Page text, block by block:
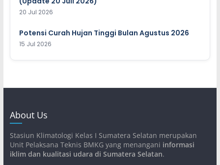
20 Jul 2026
Potensi Curah Hujan Tinggi Bulan Agustus 2026
15 Jul 2026
About Us
Stasiun Klimatologi Kelas I Sumatera Selatan merupakan
Unit Pelaksana Teknis BMKG yang menangani informasi
iklim dan kualitasi udara di Sumatera Selatan.